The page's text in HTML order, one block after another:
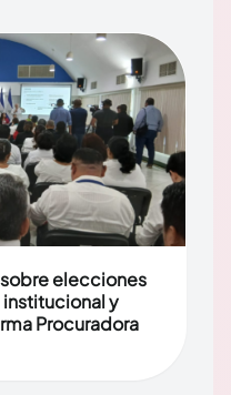
elecciones
y
Procuradora